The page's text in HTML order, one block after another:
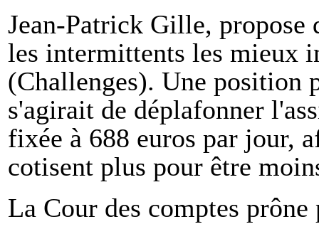
Jean-Patrick Gille, propose
les intermittents les mieux
(Challenges). Une position
s'agirait de déplafonner
fixée à 688 euros par jour,
cotisent plus pour être
La Cour des comptes